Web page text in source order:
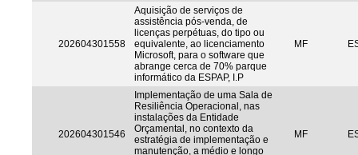
202604301558
Aquisição de serviços de
assistência pós-venda, de
licenças perpétuas, do tipo ou
equivalente, ao licenciamento
Microsoft, para o software que
abrange cerca de 70% parque
informático da ESPAP, I.P
MF
202604301546
Implementação de uma Sala de
Resiliência Operacional, nas
instalações da Entidade
Orçamental, no contexto da
estratégia de implementação e
manutenção, a médio e longo
MF